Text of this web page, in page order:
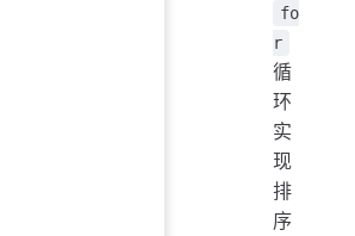
fo
r
循
环
实
现
排
序